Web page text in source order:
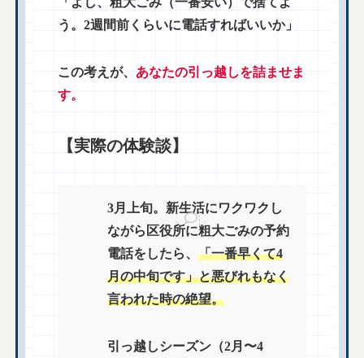
う。2週間前くらいに電話すればいいか」
この考えが、 あなたの引っ越しを詰ませま
す。
【実際の体験談】
3月上旬。新生活にワクワクし
ながら区役所に粗大ごみの予約
電話をしたら、「一番早くて4
月の中旬です」と悪びれもなく
言われた時の絶望。
引っ越しシーズン（2月〜4